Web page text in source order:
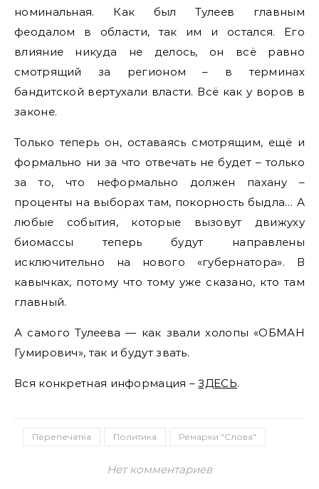
номинальная. Как был Тулеев главным
феодалом в области, так им и остался. Его
влияние никуда не делось, он всё равно
смотрящий за регионом – в терминах
бандитской вертухали власти. Всё как у воров в
законе.
Только теперь он, оставаясь смотрящим, ещё и
формально ни за что отвечать не будет – только
за то, что неформально должен пахану –
проценты на выборах там, покорность быдла… А
любые события, которые вызовут движуху
биомассы теперь будут направлены
исключительно на нового «губернатора». В
кавычках, потому что тому уже сказано, кто там
главный.
А самого Тулеева — как звали холопы «ОБМАН
Гумирович», так и будут звать.
Вся конкретная информация –ЗДЕСЬ.
Перепечатка Политика Ремарки "Слова"
Нет комментариев